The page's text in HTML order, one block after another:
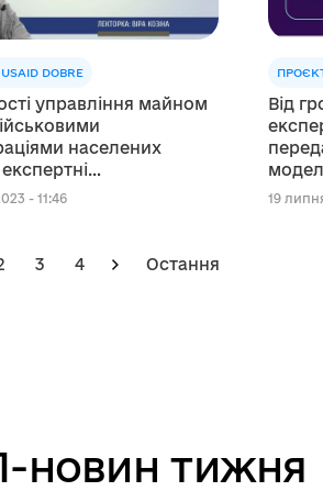
DOBRE
управління майном
населених
- 11:46
Від
19
3 4 Остання
новин тижня